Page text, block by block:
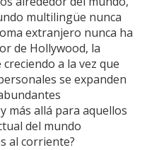
multilingüe nunca
extranjero nunca ha
de Hollywood, la
a la vez que
se expanden
más allá para aquellos
del mundo
al corriente?